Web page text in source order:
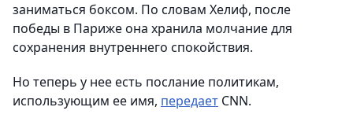
заниматься боксом. По словам Хелиф, после
победы в Париже она хранила молчание для
сохранения внутреннего спокойствия.
Но теперь у нее есть послание политикам,
использующим ее имя, передает CNN.